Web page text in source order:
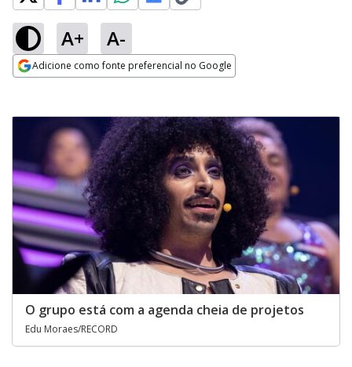
A+ A-
Adicione como fonte preferencial no Google
O grupo está com a agenda cheia de projetos
Edu Moraes/RECORD